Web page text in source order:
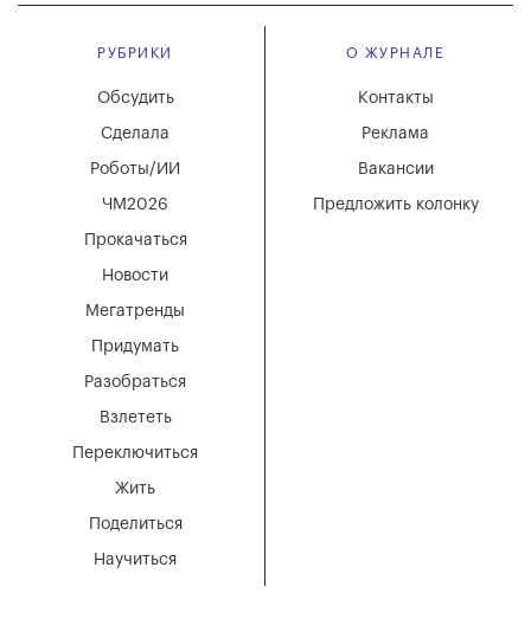
РУБРИКИ
Мегатренды
Придумать
Разобраться
Взлететь
Новости
Переключиться
Жить
Поделиться
Научиться
Обсудить
Сделала
Роботы/ИИ
ЧМ2026
Прокачаться
О ЖУРНАЛЕ
Вакансии
Реклама
Контакты
Предложить колонку